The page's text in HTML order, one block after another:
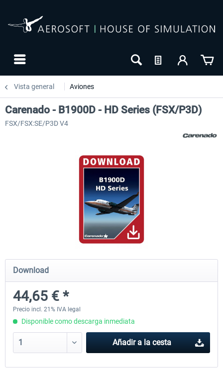
Vista general Aviones
Airbus Bundle
53,21 € *
iFly Jets-The 737NG for
Carenado - B1900D - HD Series (FSX/P3D)
FSX/FSX:SE/P3D V4
Download
44,65 € *
Precio incl. 21% IVA legal
Disponible como descarga inmediata
Añadir a la cesta